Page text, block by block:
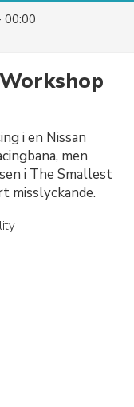
00:00
i en Nissan
men
i The Smallest
misslyckande.